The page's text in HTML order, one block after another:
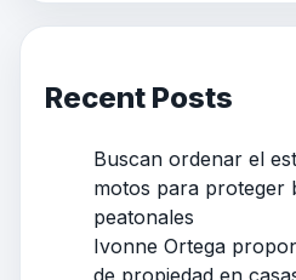
Recent Posts
Buscan ordenar el
motos para proteger
peatonales
Ivonne Ortega